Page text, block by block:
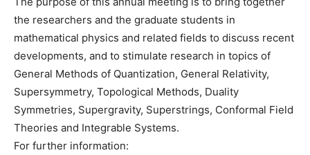
the researchers and the graduate students in
mathematical physics and related fields to discuss recent
developments, and to stimulate research in topics of
General Methods of Quantization, General Relativity,
Supersymmetry, Topological Methods, Duality
Symmetries, Supergravity, Superstrings, Conformal Field
Theories and Integrable Systems.
For further information: